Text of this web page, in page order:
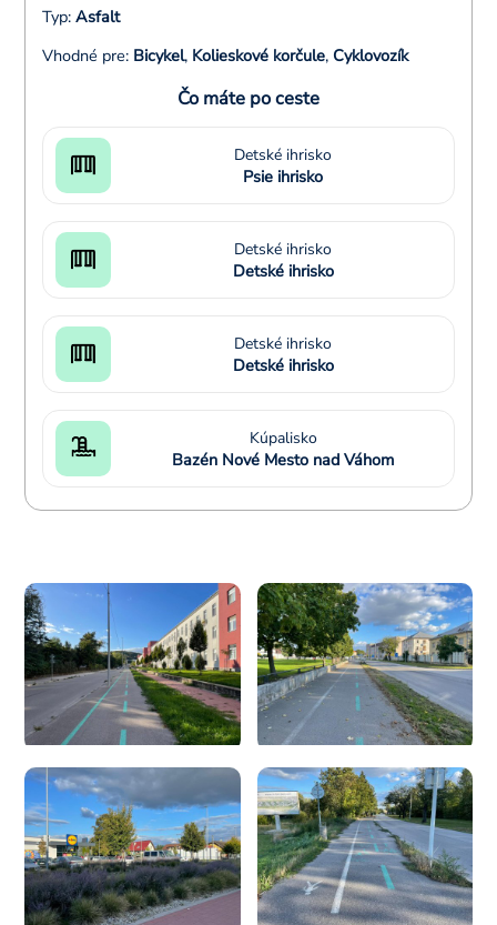
Typ: Asfalt
Vhodné pre: Bicykel, Kolieskové korčule, Cyklovozík
Čo máte po ceste
Detské ihrisko
Psie ihrisko
Detské ihrisko
Detské ihrisko
Detské ihrisko
Detské ihrisko
Kúpalisko
Bazén Nové Mesto nad Váhom